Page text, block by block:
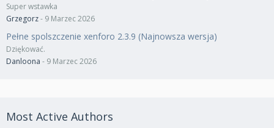
Super wstawka
Grzegorz- 9 Marzec 2026
Pełne spolszczenie xenforo 2.3.9 (Najnowsza wersja)
Dziękować.
Danloona - 9 Marzec 2026
Most Active Authors